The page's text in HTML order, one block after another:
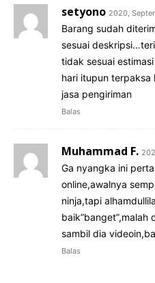
setyono 2020,
Barang sudah
sesuai
tidak sesuai
hari itupun terpaksa
jasa pengiriman
Balas
Muhammad F.
Ga nyangka ini
online,awalnya
ninja,tapi
sambil dia
Balas